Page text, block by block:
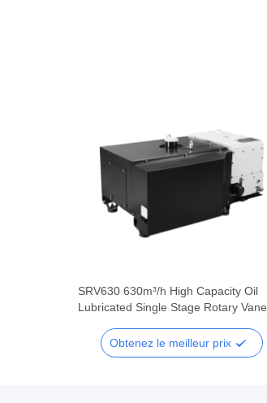
SRV630 630m³/h High Capacity Oil
Lubricated Single Stage Rotary Vane
Obtenez le meilleur prix